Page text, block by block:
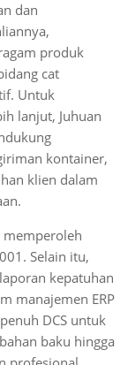
dan
produk
cat
Untuk
lanjut, Juhuan
kontainer,
klien dalam
memperoleh
Selain itu,
kepatuhan
manajemen ERP
DCS untuk
baku hingga